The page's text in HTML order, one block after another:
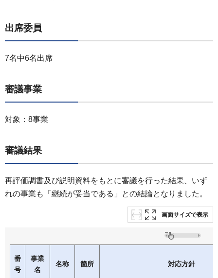
出席委員
7名中6名出席
審議事業
対象：8事業
審議結果
再評価調書及び説明資料をもとに審議を行った結果、いず
れの事業も「継続が妥当である」との結論となりました。
画面サイズで表示
番
号
事業
名
名称 箇所 対応方針